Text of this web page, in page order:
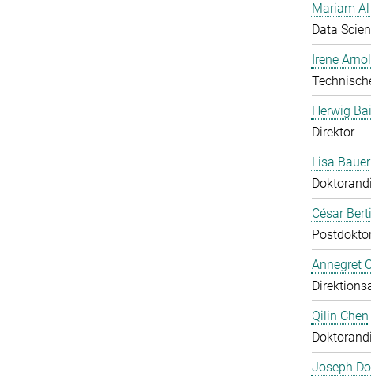
Mariam
Data
Irene
Herwig
Direktor
Lisa Bauer
César
Annegret
Qilin Chen
Joseph